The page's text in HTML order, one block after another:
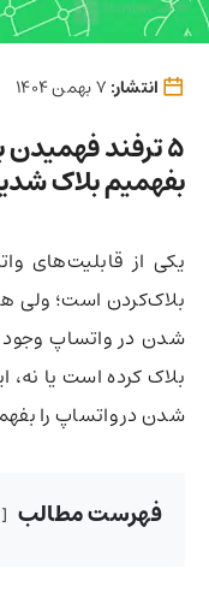
انتشار:
5 ترفند
بفهمیم بلاک
یکی از قابلیت‌های
بلاک‌کردن است؛ ولی
شدن در واتساپ
بلاک کرده است یا نه،
شدن در واتساپ را
فهرست مطالب